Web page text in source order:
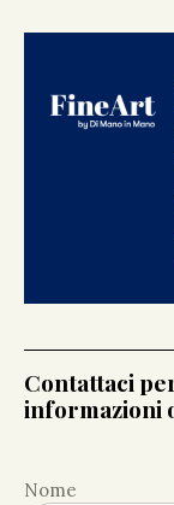
Contattaci
informazioni
Nome